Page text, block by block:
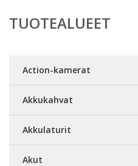
TUOTEALUEET
Action-kamerat
Akkukahvat
Akkulaturit
Akut